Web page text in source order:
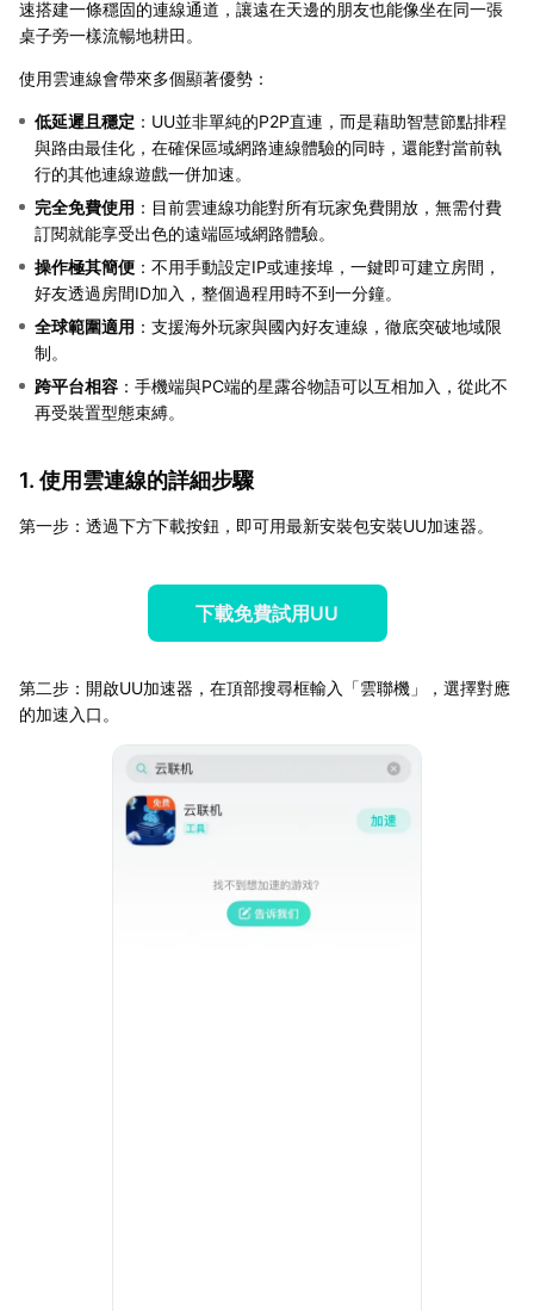
速搭建一條穩固的連線通道，讓遠在天邊的朋友也能像坐在同一張
桌子旁一樣流暢地耕田。
使用雲連線會帶來多個顯著優勢：
低延遲且穩定 ：UU並非單純的P2P直連，而是藉助智慧節點排程
與路由最佳化，在確保區域網路連線體驗的同時，還能對當前執
行的其他連線遊戲一併加速。
完全免費使用 ：目前雲連線功能對所有玩家免費開放，無需付費
訂閱就能享受出色的遠端區域網路體驗。
操作極其簡便 ：不用手動設定IP或連接埠，一鍵即可建立房間，
好友透過房間ID加入，整個過程用時不到一分鐘。
全球範圍適用 ：支援海外玩家與國內好友連線，徹底突破地域限
制。
跨平台相容 ：手機端與PC端的星露谷物語可以互相加入，從此不
再受裝置型態束縛。
1. 使用雲連線的詳細步驟
第一步：透過下方下載按鈕，即可用最新安裝包安裝UU加速器。
下載免費試用UU
第二步：開啟UU加速器，在頂部搜尋框輸入「雲聯機」，選擇對應
的加速入口。